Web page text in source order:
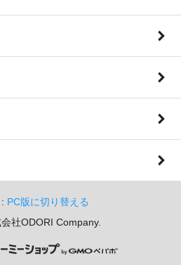
PC版に切り替える
社ODORI Company.